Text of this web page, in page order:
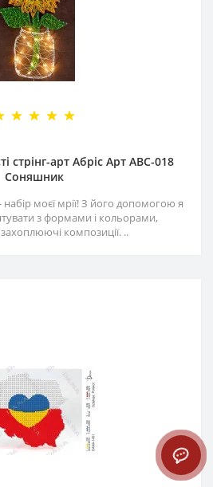
стрінг-арт Абріс Арт АВС-018
Соняшник
набір моєї мрії! З його допомогою я
з формами і кольорами,
композиції. ..